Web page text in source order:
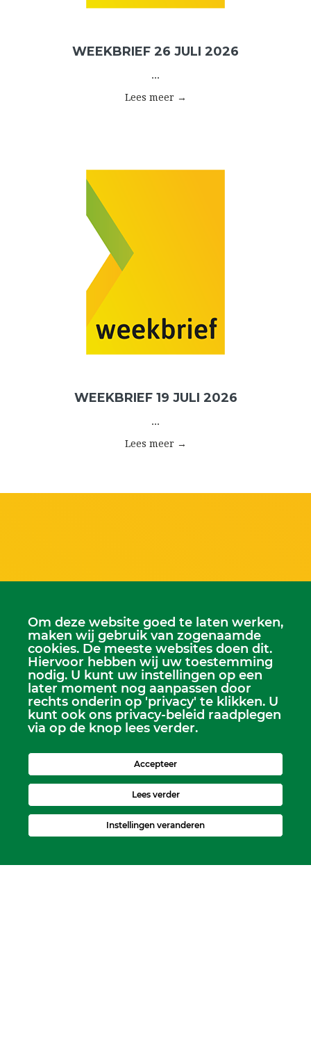
WEEKBRIEF 26 JULI 2026
...
Lees meer →
WEEKBRIEF 19 JULI 2026
...
Lees meer →
Scriba
Dhr. Leen Kruithof
scriba@kerkheerjansdam.nl
Om deze website goed te laten werken,
maken wij gebruik van zogenaamde
cookies. De meeste websites doen dit.
Hiervoor hebben wij uw toestemming
nodig. U kunt uw instellingen op een
later moment nog aanpassen door
rechts onderin op 'privacy' te klikken. U
kunt ook ons privacy-beleid raadplegen
via op de knop lees verder.
Accepteer
Lees verder
Instellingen veranderen